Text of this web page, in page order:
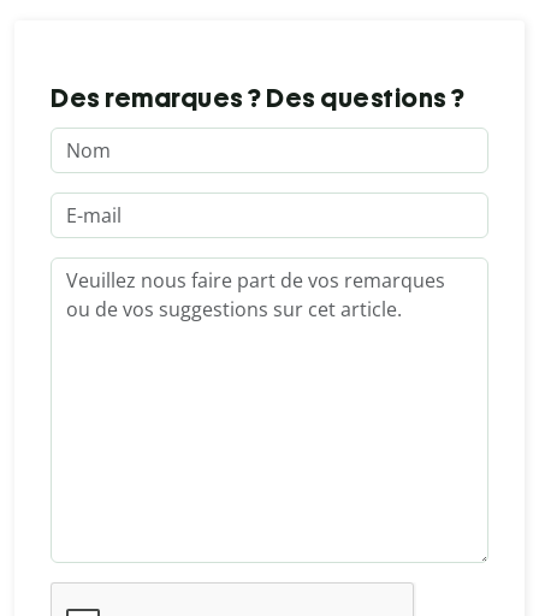
Des remarques ? Des questions ?